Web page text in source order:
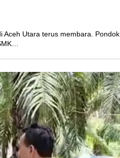
Aceh Utara terus membara. Pondok